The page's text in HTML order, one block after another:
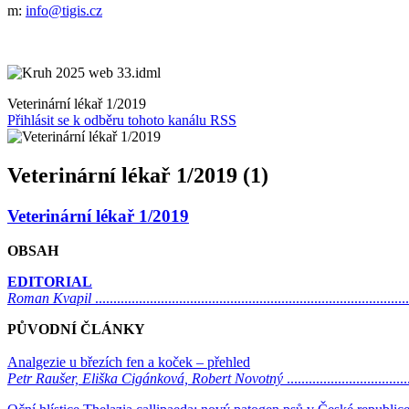
m: info@tigis.cz
Veterinární lékař 1/2019
Přihlásit se k odběru tohoto kanálu RSS
Veterinární lékař 1/2019 (1)
Veterinární lékař 1/2019
OBSAH
EDITORIAL
Roman Kvapil
PŮVODNÍ ČLÁNKY
Analgezie u březích fen a koček – přehled
Petr Raušer, Eliška Cigánková, Robert Novotný